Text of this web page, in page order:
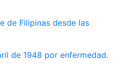
de Filipinas desde las
de 1948 por enfermedad.